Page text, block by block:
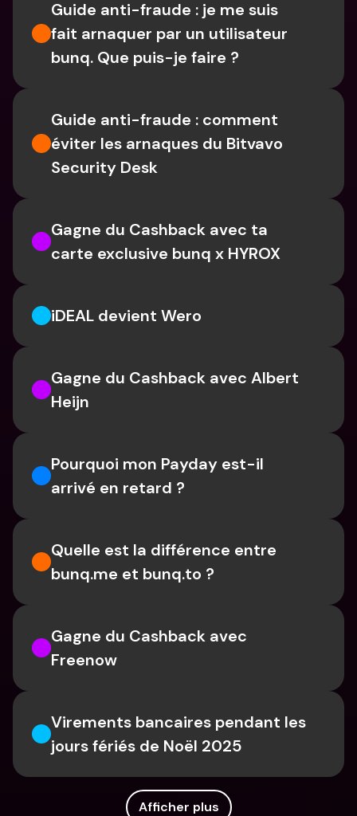
Guide anti-fraude : je me suis
fait arnaquer par un utilisateur
bunq. Que puis-je faire ?
Guide anti-fraude : comment
éviter les arnaques du Bitvavo
Security Desk
Gagne du Cashback avec ta
carte exclusive bunq x HYROX
iDEAL devient Wero
Gagne du Cashback avec Albert
Heijn
Pourquoi mon Payday est-il
arrivé en retard ?
Quelle est la différence entre
bunq.me et bunq.to ?
Gagne du Cashback avec
Freenow
Virements bancaires pendant les
jours fériés de Noël 2025
Afficher plus